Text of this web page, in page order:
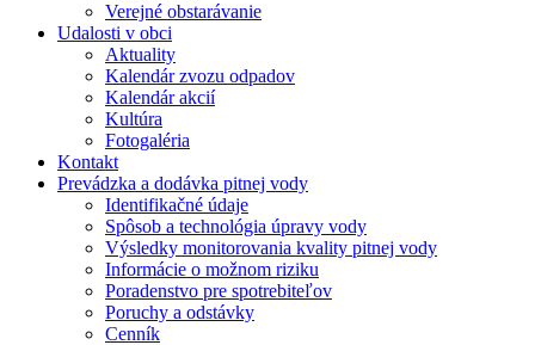
Verejné obstarávanie
Udalosti v obci
Aktuality
Kalendár zvozu odpadov
Kalendár akcií
Kultúra
Fotogaléria
Kontakt
Prevádzka a dodávka pitnej vody
Identifikačné údaje
Spôsob a technológia úpravy vody
Výsledky monitorovania kvality pitnej vody
Informácie o možnom riziku
Poradenstvo pre spotrebiteľov
Poruchy a odstávky
Cenník